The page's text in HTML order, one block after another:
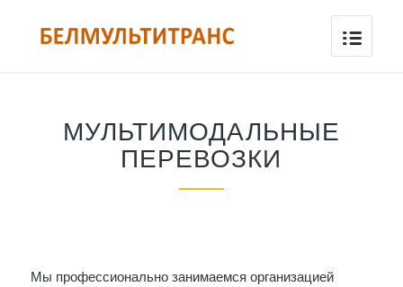
МУЛЬТИМОДАЛЬНЫЕ
ПЕРЕВОЗКИ
Мы профессионально занимаемся организацией